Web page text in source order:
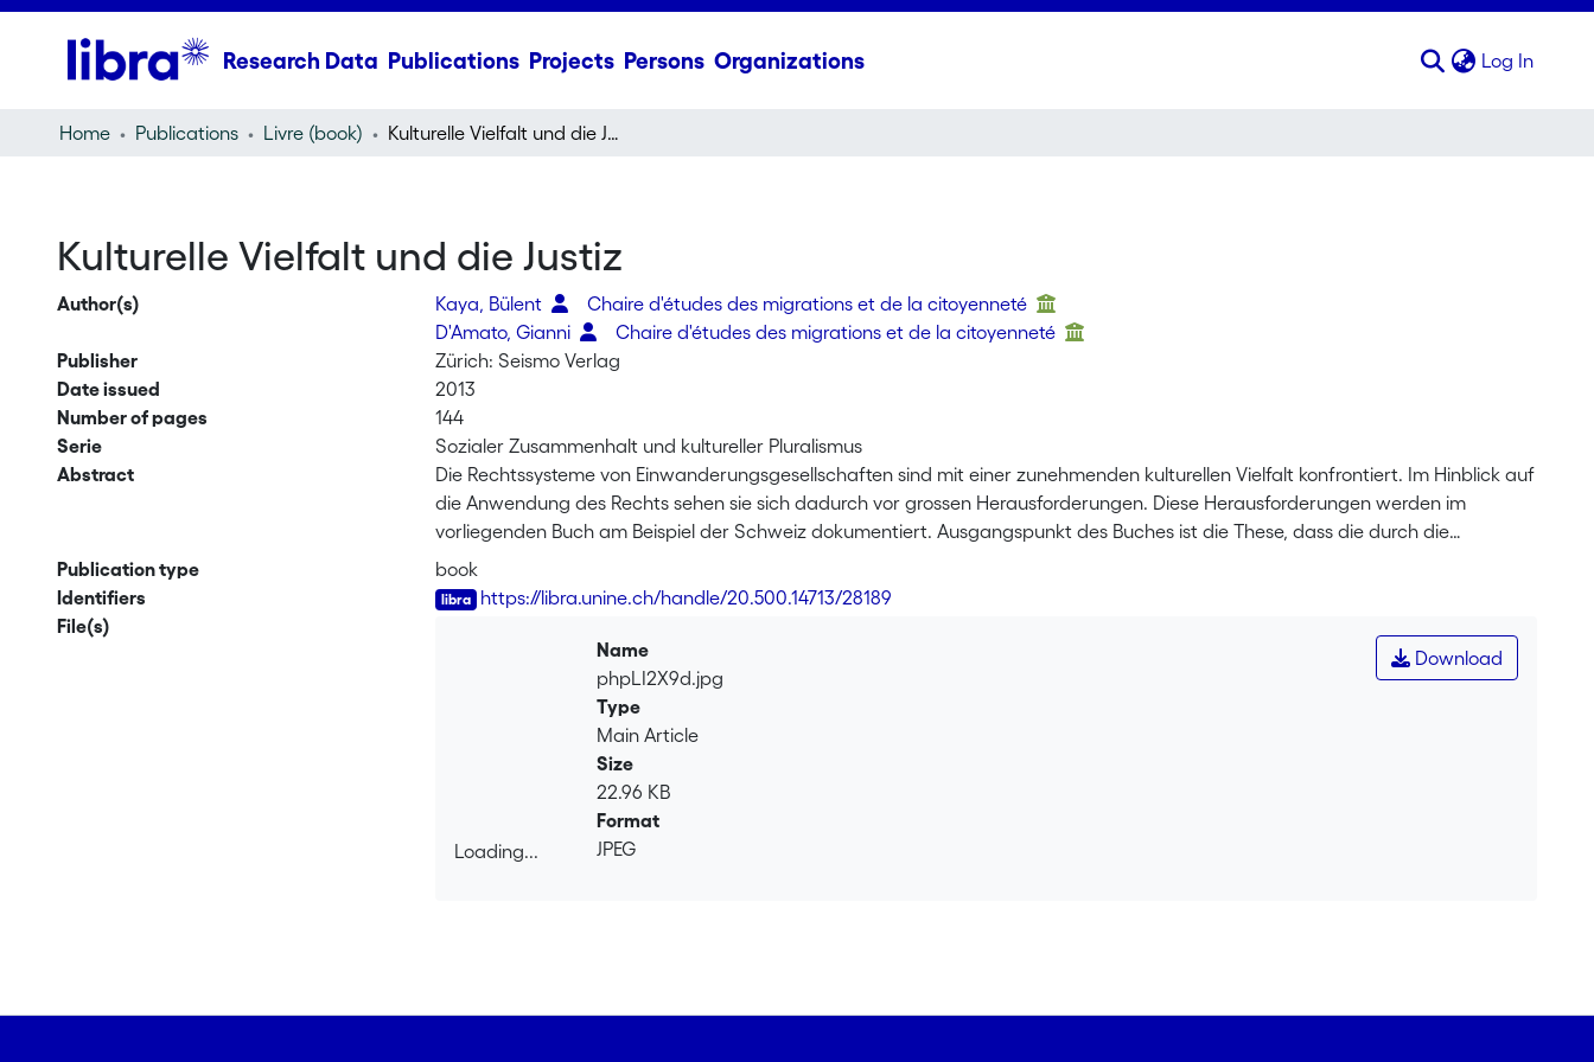
Research Data Publications Projects Persons Organizations Log In
Home Publications Livre (book) Kulturelle Vielfalt und die Justiz
Kulturelle Vielfalt und die Justiz
Author(s) Kaya, Bülent
Chaire d'études des migrations et de la citoyenneté
D'Amato, Gianni
Chaire d'études des migrations et de la citoyenneté
Publisher
Zürich: Seismo Verlag
Date issued
2013
Number of pages
144
Serie
Sozialer Zusammenhalt und kultureller Pluralismus
Abstract
Die Rechtssysteme von Einwanderungsgesellschaften sind mit einer zunehmenden kulturellen Vielfalt konfrontiert. Im Hinblick auf
die Anwendung des Rechts sehen sie sich dadurch vor grossen Herausforderungen. Diese Herausforderungen werden im
vorliegenden Buch am Beispiel der Schweiz dokumentiert. Ausgangspunkt des Buches ist die These, dass die durch die
unterschiedliche Herkunft bedingte Diversität den etablierten rechtlichen Rahmen westlicher Gesellschaften grundlegend in
Frage stellt. Gerade anders tradierte gesellschaftliche Praktiken (beispielsweise traditionelle Rollenverständnisse der
Geschlechter, Polygamie oder die Forderung nach Anerkennung eines rechtlichen Pluralismus) können als Kampfansagen an den
säkularen Staat und an ein laizistisches Weltverständnis verstanden werden. Welche Rolle kommt der Justiz in einer Gesellschaft
mit kulturell diversifizierten Praktiken zu? Diese Frage gehen die Autorinnen und Autoren unvoreingenommen im Stil eines
Publication type
book
Identifiers
https://libra.unine.ch/handle/20.500.14713/28189
File(s)
Loading...
Download
Name
phpLI2X9d.jpg
Type
Main Article
Size
22.96 KB
Format
JPEG